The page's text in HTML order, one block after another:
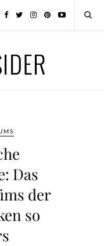
Das
der
so